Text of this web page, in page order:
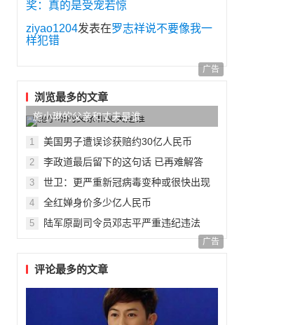
奖：真的是受宠若惊
ziyao1204发表在罗志祥说不要像我一
样犯错
广告
浏览最多的文章
施小琳的父亲和丈夫是谁
1 美国男子遭误诊获赔约30亿人民币
2 李政道最后留下的这句话 已再难解答
3 世卫：更严重新冠病毒变种或很快出现
4 全红婵身价多少亿人民币
5 陆军原副司令员邓志平严重违纪违法
广告
评论最多的文章